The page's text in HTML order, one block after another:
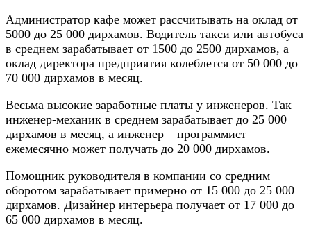
Администратор кафе может рассчитывать на оклад от
5000 до 25 000 дирхамов. Водитель такси или автобуса
в среднем зарабатывает от 1500 до 2500 дирхамов, а
оклад директора предприятия колеблется от 50 000 до
70 000 дирхамов в месяц.
Весьма высокие заработные платы у инженеров. Так
инженер-механик в среднем зарабатывает до 25 000
дирхамов в месяц, а инженер – программист
ежемесячно может получать до 20 000 дирхамов.
Помощник руководителя в компании со средним
оборотом зарабатывает примерно от 15 000 до 25 000
дирхамов. Дизайнер интерьера получает от 17 000 до
65 000 дирхамов в месяц.